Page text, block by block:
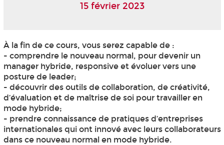
15 février 2023
À la fin de ce cours, vous serez capable de :
- comprendre le nouveau normal, pour devenir un
manager hybride, responsive et évoluer vers une
posture de leader;
- découvrir des outils de collaboration, de créativité,
d’évaluation et de maîtrise de soi pour travailler en
mode hybride;
- prendre connaissance de pratiques d’entreprises
internationales qui ont innové avec leurs collaborateurs
dans ce nouveau normal en mode hybride.